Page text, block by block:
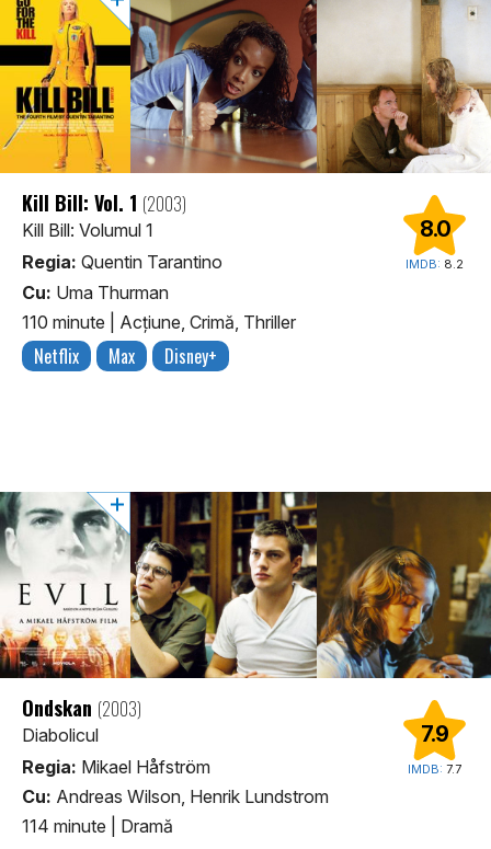
8.0
IMDB: 8.2
Kill Bill: Vol. 1 (2003)
Kill Bill: Volumul 1
Regia: Quentin Tarantino
Cu: Uma Thurman
110 minute
Acţiune, Crimă, Thriller
Netflix Max Disney+
7.9
IMDB: 7.7
Ondskan (2003)
Diabolicul
Regia: Mikael Håfström
Cu: Andreas Wilson, Henrik Lundstrom
114 minute
Dramă